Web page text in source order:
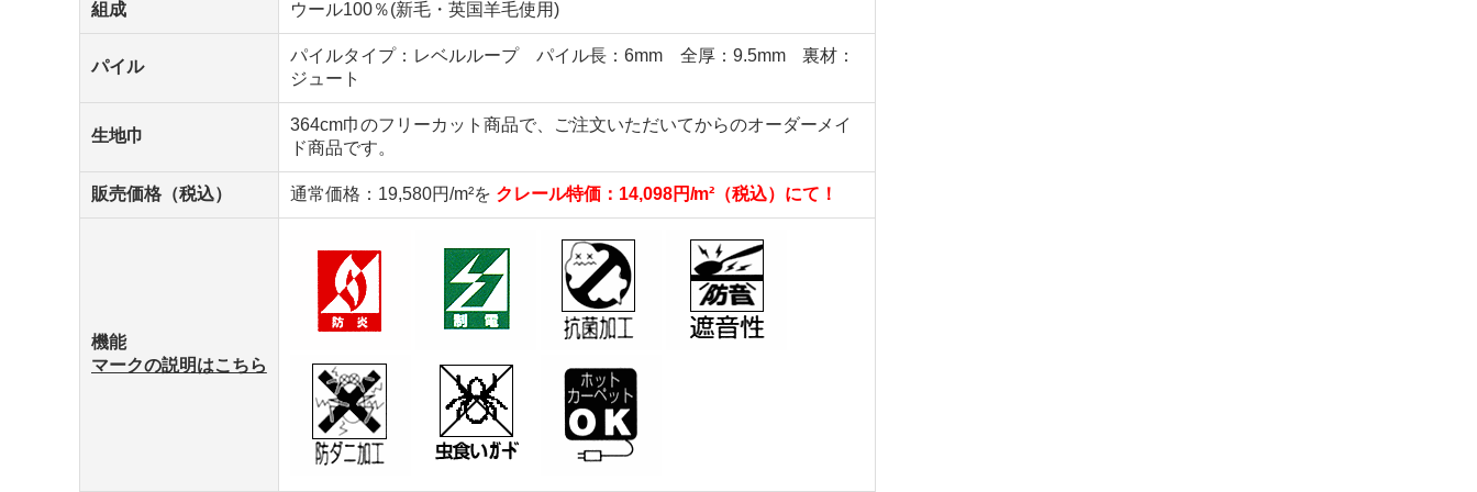
組成 ウール100％(新毛・英国羊毛使用)
パイル
パイルタイプ：レベルループ パイル長：6mm 全厚：9.5mm 裏材：
ジュート
生地巾
364cm巾のフリーカット商品で、ご注文いただいてからのオーダーメイ
ド商品です。
販売価格（税込） 通常価格：19,580円/m²を クレール特価：14,098円/m²（税込）にて！
機能
マークの説明はこちら